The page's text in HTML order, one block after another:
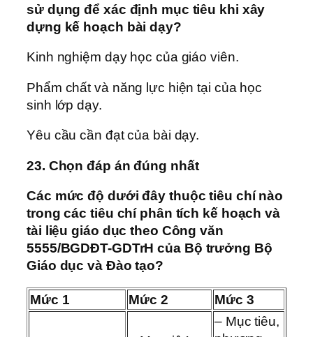
sử dụng để xác định mục tiêu khi xây
dựng kế hoạch bài dạy?
Kinh nghiệm dạy học của giáo viên.
Phẩm chất và năng lực hiện tại của học
sinh lớp dạy.
Yêu cầu cần đạt của bài dạy.
23. Chọn đáp án đúng nhất
Các mức độ dưới đây thuộc tiêu chí nào
trong các tiêu chí phân tích kế hoạch và
tài liệu giáo dục theo Công văn
5555/BGDĐT-GDTrH của Bộ trưởng Bộ
Giáo dục và Đào tạo?
Mức 1 Mức 2 Mức 3
– Mục tiêu,